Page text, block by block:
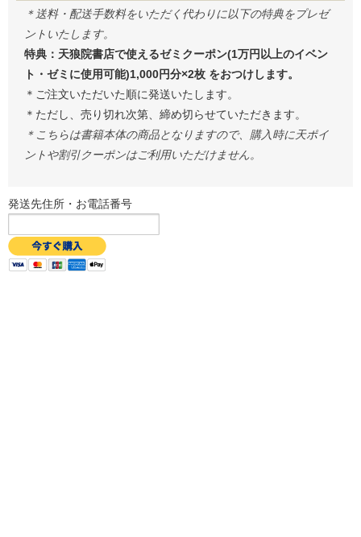
＊送料・配送手数料をいただく代わりに以下の特典をプレゼ
ントいたします。
特典：天狼院書店で使えるゼミクーポン(1万円以上のイベン
ト・ゼミに使用可能)1,000円分×2枚 をおつけします。
＊ご注文いただいた順に発送いたします。
＊ただし、売り切れ次第、締め切らせていただきます。
＊こちらは書籍本体の商品となりますので、購入時に天ポイ
ントや割引クーポンはご利用いただけません。
発送先住所・お電話番号